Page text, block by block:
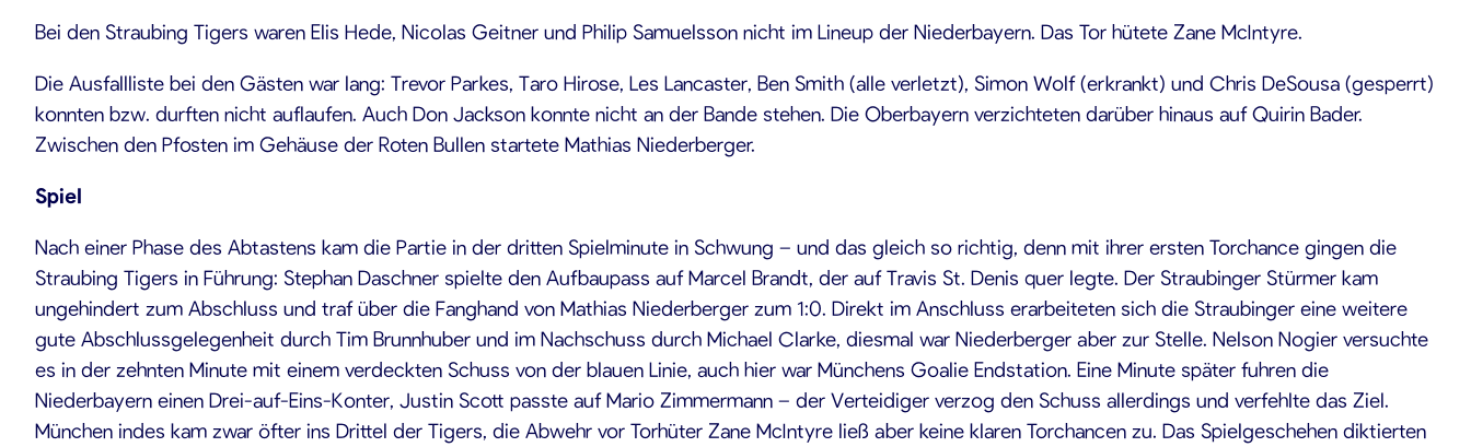
Bei den Straubing Tigers waren Elis Hede, Nicolas Geitner und Philip Samuelsson nicht im Lineup der Niederbayern. Das Tor hütete Zane McIntyre.
Die Ausfallliste bei den Gästen war lang: Trevor Parkes, Taro Hirose, Les Lancaster, Ben Smith (alle verletzt), Simon Wolf (erkrankt) und Chris DeSousa (gesperrt)
konnten bzw. durften nicht auflaufen. Auch Don Jackson konnte nicht an der Bande stehen. Die Oberbayern verzichteten darüber hinaus auf Quirin Bader.
Zwischen den Pfosten im Gehäuse der Roten Bullen startete Mathias Niederberger.
Spiel
Nach einer Phase des Abtastens kam die Partie in der dritten Spielminute in Schwung – und das gleich so richtig, denn mit ihrer ersten Torchance gingen die
Straubing Tigers in Führung: Stephan Daschner spielte den Aufbaupass auf Marcel Brandt, der auf Travis St. Denis quer legte. Der Straubinger Stürmer kam
ungehindert zum Abschluss und traf über die Fanghand von Mathias Niederberger zum 1:0. Direkt im Anschluss erarbeiteten sich die Straubinger eine weitere
gute Abschlussgelegenheit durch Tim Brunnhuber und im Nachschuss durch Michael Clarke, diesmal war Niederberger aber zur Stelle. Nelson Nogier versuchte
es in der zehnten Minute mit einem verdeckten Schuss von der blauen Linie, auch hier war Münchens Goalie Endstation. Eine Minute später fuhren die
Niederbayern einen Drei-auf-Eins-Konter, Justin Scott passte auf Mario Zimmermann – der Verteidiger verzog den Schuss allerdings und verfehlte das Ziel.
München indes kam zwar öfter ins Drittel der Tigers, die Abwehr vor Torhüter Zane McIntyre ließ aber keine klaren Torchancen zu. Das Spielgeschehen diktierten